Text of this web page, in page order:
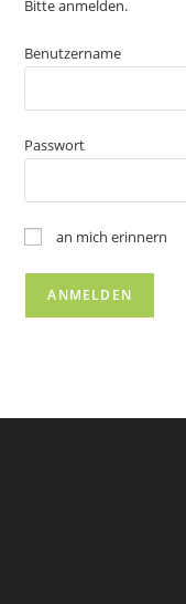
Bitte anmelden.
Benutzername
Passwort
an mich erinnern